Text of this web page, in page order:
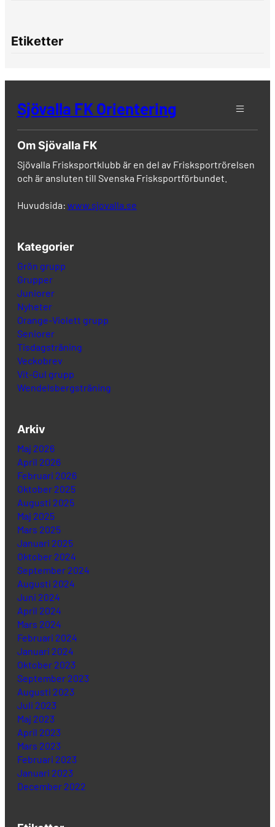
Etiketter
Sjövalla FK Orientering
Om Sjövalla FK
Sjövalla Frisksportklubb är en del av Frisksportrörelsen
och är ansluten till Svenska Frisksportförbundet.
Huvudsida: www.sjovalla.se
Kategorier
Grön grupp
Grupper
Juniorer
Nyheter
Orange-Violett grupp
Seniorer
Tisdagsträning
Veckobrev
Vit-Gul grupp
Wendelsbergsträning
Arkiv
Maj 2026
April 2026
Februari 2026
Oktober 2025
Augusti 2025
Maj 2025
Mars 2025
Januari 2025
Oktober 2024
September 2024
Augusti 2024
Juni 2024
April 2024
Mars 2024
Februari 2024
Januari 2024
Oktober 2023
September 2023
Augusti 2023
Juli 2023
Maj 2023
April 2023
Mars 2023
Februari 2023
Januari 2023
December 2022